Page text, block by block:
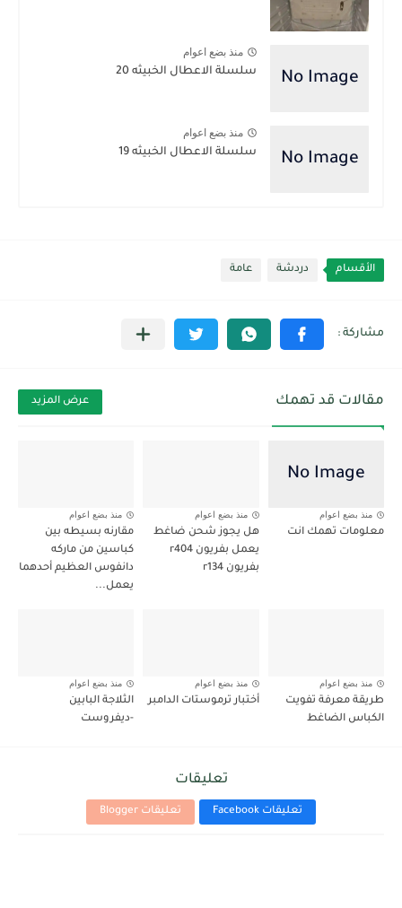
منذ بضع اعوام
سلسلة الاعطال الخبيثه 20
منذ بضع اعوام
سلسلة الاعطال الخبيثه 19
الأقسام دردشة عامة
مقالات قد تهمك عرض المزيد
منذ بضع اعوام
معلومات تهمك انت
منذ بضع اعوام
هل يجوز شحن ضاغط
يعمل بفريون r404
بفريون r134
منذ بضع اعوام
مقارنه بسيطه بين
كباسين من ماركه
دانفوس العظيم أحدهما
يعمل...
منذ بضع اعوام
طريقة معرفة تفويت
الكباس الضاغط
منذ بضع اعوام
أختبار ترموستات الدامبر
منذ بضع اعوام
الثلاجة البابين
-ديفروست
تعليقات
تعليقات Facebook تعليقات Blogger